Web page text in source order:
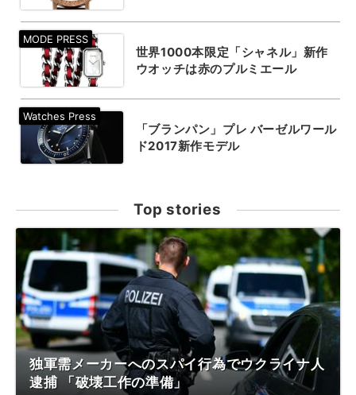
世界1000本限定「シャネル」新作
ウオッチは赤のプルミエール
「ブランパン」プレ バーゼルワール
ド2017新作モデル
Top stories
独軍需メーカーへのスパイ行為でウクライナ人
逮捕 「破壊工作の準備」